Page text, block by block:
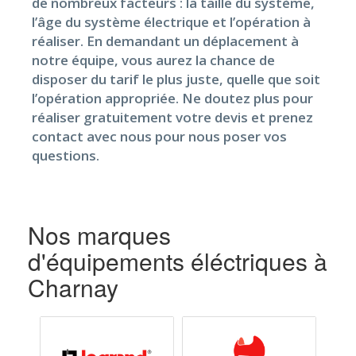
l’âge du système électrique et l’opération à
réaliser. En demandant un déplacement à
notre équipe, vous aurez la chance de
disposer du tarif le plus juste, quelle que soit
l’opération appropriée. Ne doutez plus pour
réaliser gratuitement votre devis et prenez
contact avec nous pour nous poser vos
questions.
Nos marques
d'équipements éléctriques à
Charnay